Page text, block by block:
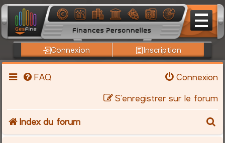
Connexion Inscription
FAQ
Connexion
S’enregistrer sur le forum
Index du forum